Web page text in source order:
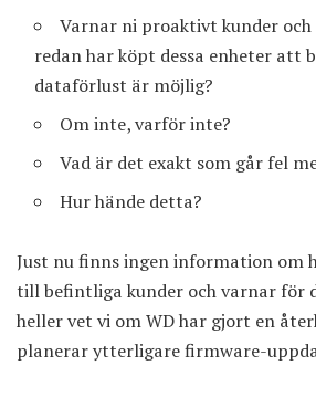
Varnar ni proaktivt kunder
redan har köpt dessa enheter att
dataförlust är möjlig?
Om inte, varför inte?
Vad är det exakt som går fel
Hur hände detta?
Just nu finns ingen information om
till befintliga kunder och varnar för
heller vet vi om WD har gjort en
planerar ytterligare firmware-